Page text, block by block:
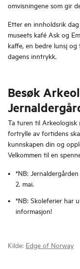
omvisningene som gir
Etter en innholdsrik
museets kafé Ask og
kaffe, en bedre lunsj
dagens inntrykk.
Besøk
Ta turen til Arkeologisk
fortrylle av fortidens
kunnskapen din og
Velkommen til en
*NB:
2. mai.
*NB: Skoleferier har
informasjon!
Kilde: Edge of Norway